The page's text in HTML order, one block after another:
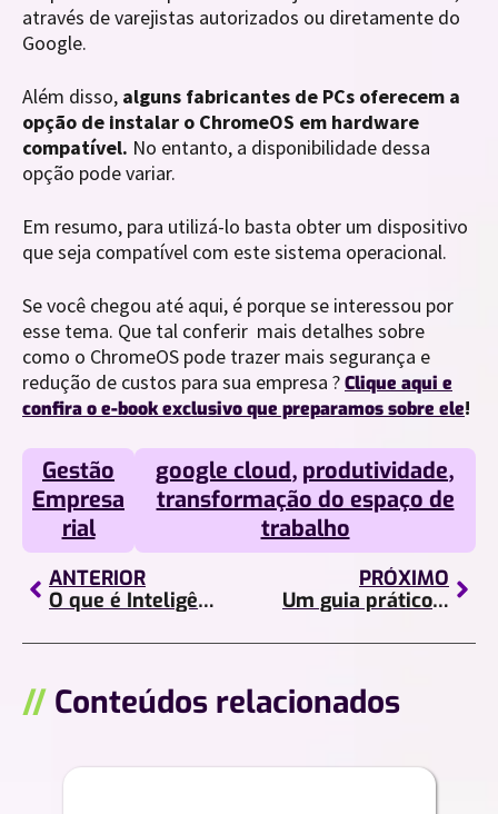
através de varejistas autorizados ou diretamente do
Google.
Além disso, alguns fabricantes de PCs oferecem a
opção de instalar o ChromeOS em hardware
compatível. No entanto, a disponibilidade dessa
opção pode variar.
Em resumo, para utilizá-lo basta obter um dispositivo
que seja compatível com este sistema operacional.
Se você chegou até aqui, é porque se interessou por
esse tema. Que tal conferir mais detalhes sobre
como o ChromeOS pode trazer mais segurança e
redução de custos para sua empresa ?Clique aqui e
confira o e-book exclusivo que preparamos sobre ele!
Gestão
Empresa
rial
google cloud, produtividade,
transformação do espaço de
trabalho
ANTERIOR
O que é Inteligência Artificial, aplicação em organizações e mais!
PRÓXIMO
Um guia prático sobre Software de Código Aberto
// Conteúdos relacionados